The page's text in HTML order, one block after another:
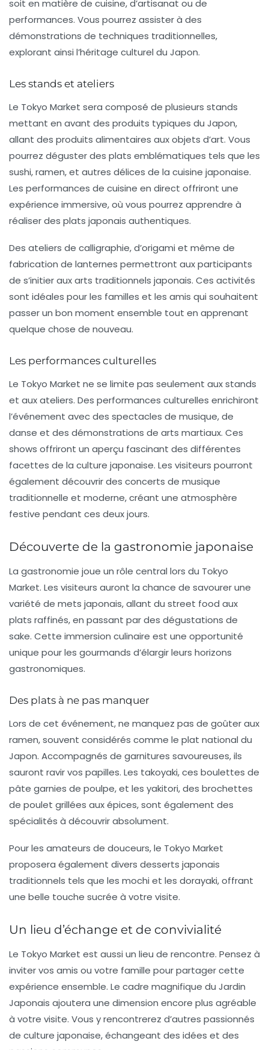
soit en matière de cuisine, d’artisanat ou de
performances. Vous pourrez assister à des
démonstrations de techniques traditionnelles,
explorant ainsi l’héritage culturel du Japon.
Les stands et ateliers
Le Tokyo Market sera composé de plusieurs stands
mettant en avant des produits typiques du Japon,
allant des produits alimentaires aux objets d’art. Vous
pourrez déguster des plats emblématiques tels que les
sushi, ramen, et autres délices de la cuisine japonaise.
Les performances de cuisine en direct offriront une
expérience immersive, où vous pourrez apprendre à
réaliser des plats japonais authentiques.
Des ateliers de calligraphie, d’origami et même de
fabrication de lanternes permettront aux participants
de s’initier aux arts traditionnels japonais. Ces activités
sont idéales pour les familles et les amis qui souhaitent
passer un bon moment ensemble tout en apprenant
quelque chose de nouveau.
Les performances culturelles
Le Tokyo Market ne se limite pas seulement aux stands
et aux ateliers. Des performances culturelles enrichiront
l’événement avec des spectacles de musique, de
danse et des démonstrations de arts martiaux. Ces
shows offriront un aperçu fascinant des différentes
facettes de la culture japonaise. Les visiteurs pourront
également découvrir des concerts de musique
traditionnelle et moderne, créant une atmosphère
festive pendant ces deux jours.
Découverte de la gastronomie japonaise
La gastronomie joue un rôle central lors du Tokyo
Market. Les visiteurs auront la chance de savourer une
variété de mets japonais, allant du street food aux
plats raffinés, en passant par des dégustations de
sake. Cette immersion culinaire est une opportunité
unique pour les gourmands d’élargir leurs horizons
gastronomiques.
Des plats à ne pas manquer
Lors de cet événement, ne manquez pas de goûter aux
ramen, souvent considérés comme le plat national du
Japon. Accompagnés de garnitures savoureuses, ils
sauront ravir vos papilles. Les takoyaki, ces boulettes de
pâte garnies de poulpe, et les yakitori, des brochettes
de poulet grillées aux épices, sont également des
spécialités à découvrir absolument.
Pour les amateurs de douceurs, le Tokyo Market
proposera également divers desserts japonais
traditionnels tels que les mochi et les dorayaki, offrant
une belle touche sucrée à votre visite.
Un lieu d’échange et de convivialité
Le Tokyo Market est aussi un lieu de rencontre. Pensez à
inviter vos amis ou votre famille pour partager cette
expérience ensemble. Le cadre magnifique du Jardin
Japonais ajoutera une dimension encore plus agréable
à votre visite. Vous y rencontrerez d’autres passionnés
de culture japonaise, échangeant des idées et des